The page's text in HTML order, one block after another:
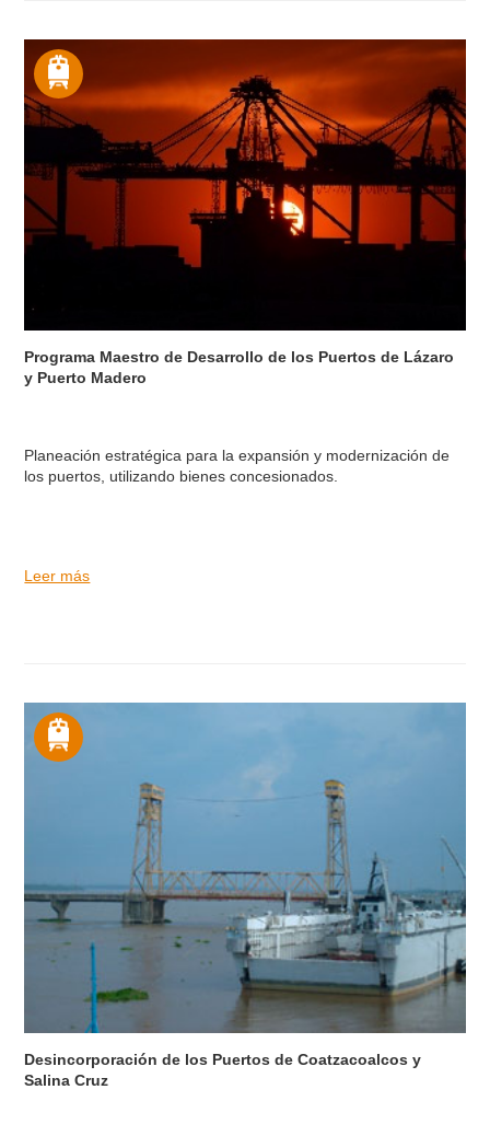
Programa Maestro de Desarrollo de los Puertos de Lázaro
y Puerto Madero
Planeación estratégica para la expansión y modernización de
los puertos, utilizando bienes concesionados.
Leer más
Desincorporación de los Puertos de Coatzacoalcos y
Salina Cruz